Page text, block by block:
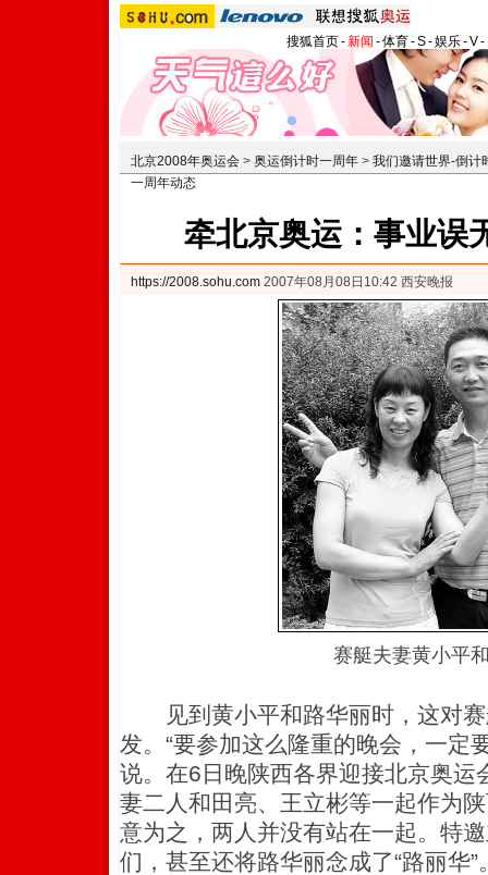
搜狐首页-新闻 -体育-S-娱乐-V-
北京2008年奥运会 > 奥运倒计时一周年 > 我们邀请世界-倒计
一周年动态
牵北京奥运：事业误
https://2008.sohu.com 2007年08月08日10:42 西安晚报
赛艇夫妻黄小平
见到黄小平和路华丽时，这对赛
发。“要参加这么隆重的晚会，一定
说。在6日晚陕西各界迎接北京奥运
妻二人和田亮、王立彬等一起作为
意为之，两人并没有站在一起。特
们，甚至还将路华丽念成了“路丽华